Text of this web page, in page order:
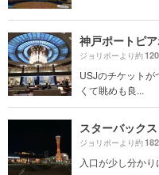
神戸ポートピ
ジョリポーより約
USJのチケット
くて眺めも良...
スターバック
ジョリポーより約
入口が少し分か